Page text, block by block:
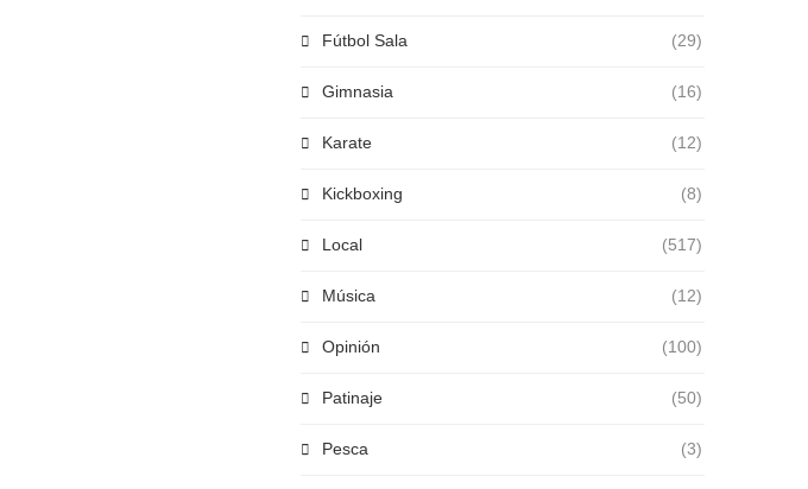
Fútbol Sala (29)
Gimnasia (16)
Karate (12)
Kickboxing (8)
Local (517)
Música (12)
Opinión (100)
Patinaje (50)
Pesca (3)